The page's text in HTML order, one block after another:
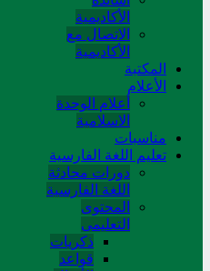
الأكاديمية
الاتصال مع
الأكاديمية
المکتبة
الأعلام
أعلام الوحدة
الاسلامية
مناسبات
تعلیم اللغة الفارسیة
دورات محادثة
اللغة الفارسیة
المحتوی
التعلیمی
ذکریات
قواعد